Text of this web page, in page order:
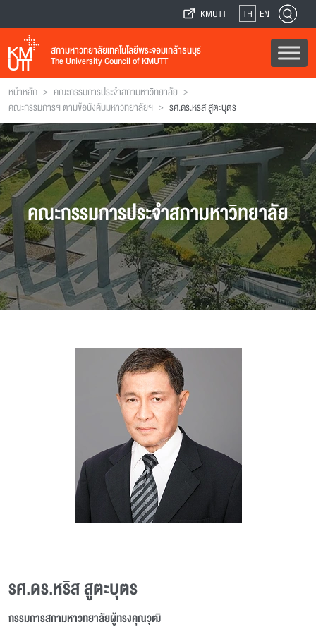
KMUTT TH EN
สภามหาวิทยาลัยเทคโนโลยีพระจอมเกล้าธนบุรี
The University Council of KMUTT
หน้าหลัก > คณะกรรมการประจำสภามหาวิทยาลัย >
คณะกรรมการฯ ตามข้อบังคับมหาวิทยาลัยฯ > รศ.ดร.หริส สูตะบุตร
คณะกรรมการประจำสภามหาวิทยาลัย
รศ.ดร.หริส สูตะบุตร
กรรมการสภามหาวิทยาลัยผู้ทรงคุณวุฒิ